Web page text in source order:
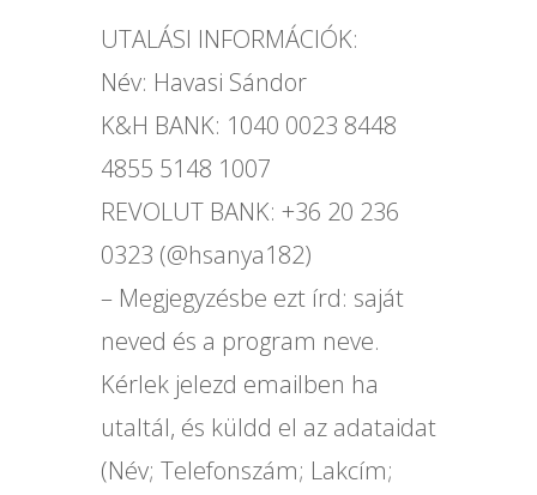
UTALÁSI INFORMÁCIÓK:
Név: Havasi Sándor
K&H BANK: 1040 0023 8448
4855 5148 1007
REVOLUT BANK: +36 20 236
0323 (@hsanya182)
– Megjegyzésbe ezt írd: saját
neved és a program neve.
Kérlek jelezd emailben ha
utaltál, és küldd el az adataidat
(Név; Telefonszám; Lakcím;